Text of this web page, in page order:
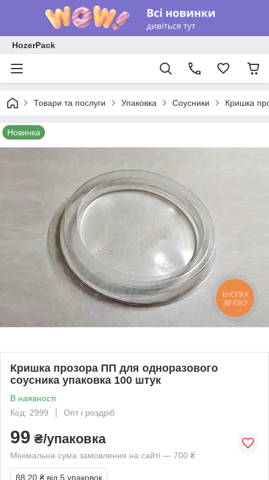
HozerPack
Товари та послуги Упаковка Соусники Кришка
Новинка
Кришка прозора ПП для одноразового
соусника упаковка 100 штук
В наявності
Код: 2999
Опт і роздріб
99 ₴/упаковка
Мінімальна сума замовлення на сайті — 700 ₴
88,20 ₴ від 5 упаковок
КНОПКА
ЗВ'ЯЗКУ